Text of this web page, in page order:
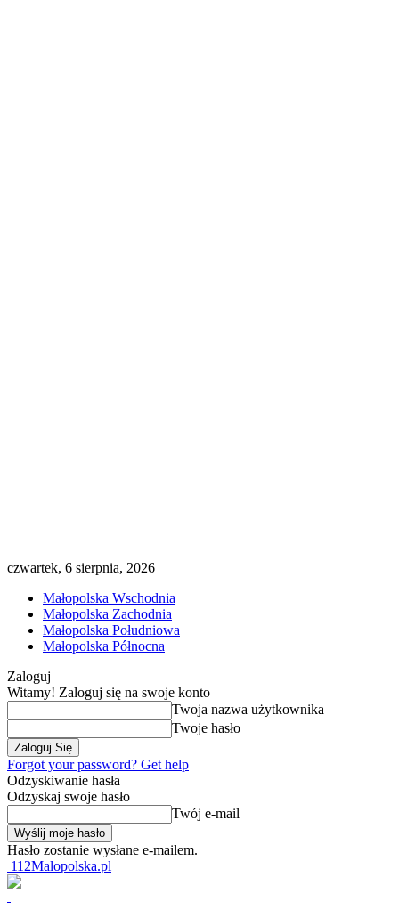
czwartek, 6 sierpnia, 2026
Małopolska Wschodnia
Małopolska Zachodnia
Małopolska Południowa
Małopolska Północna
Zaloguj
Witamy! Zaloguj się na swoje konto
Twoja nazwa użytkownika
Twoje hasło
Forgot your password? Get help
Odzyskiwanie hasła
Odzyskaj swoje hasło
Twój e-mail
Hasło zostanie wysłane e-mailem.
112Malopolska.pl